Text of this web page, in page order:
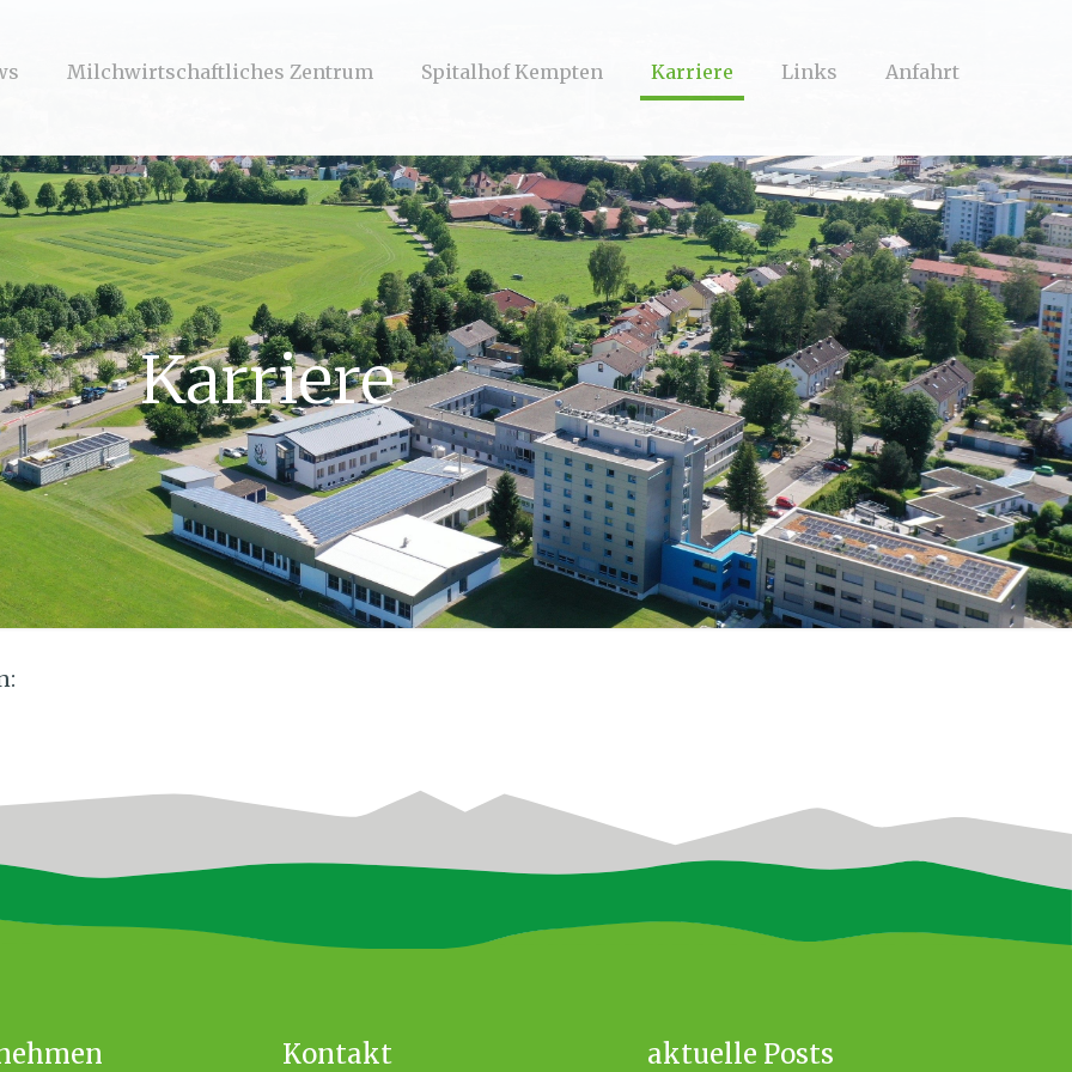
Milchwirtschaftliches Zentrum Spitalhof Kempten Karriere Links Anfahrt
Karriere
Kontakt aktuelle Posts